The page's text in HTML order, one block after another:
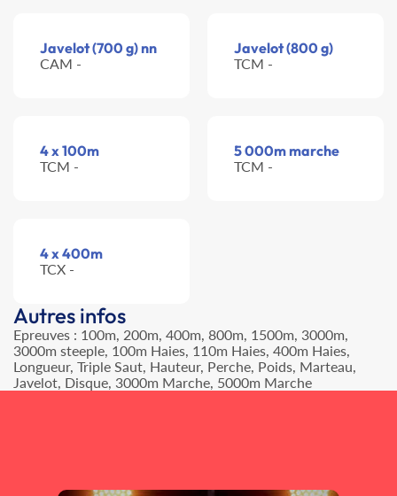
Javelot (700 g) nn
CAM -
Javelot (800 g)
TCM -
4 x 100m
TCM -
5 000m marche
TCM -
4 x 400m
TCX -
Autres infos
Epreuves : 100m, 200m, 400m, 800m, 1500m, 3000m,
3000m steeple, 100m Haies, 110m Haies, 400m Haies,
Longueur, Triple Saut, Hauteur, Perche, Poids, Marteau,
Javelot, Disque, 3000m Marche, 5000m Marche